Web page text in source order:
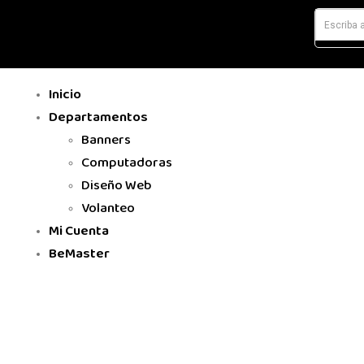
Inicio
Departamentos
Banners
Computadoras
Diseño Web
Volanteo
Mi Cuenta
BeMaster